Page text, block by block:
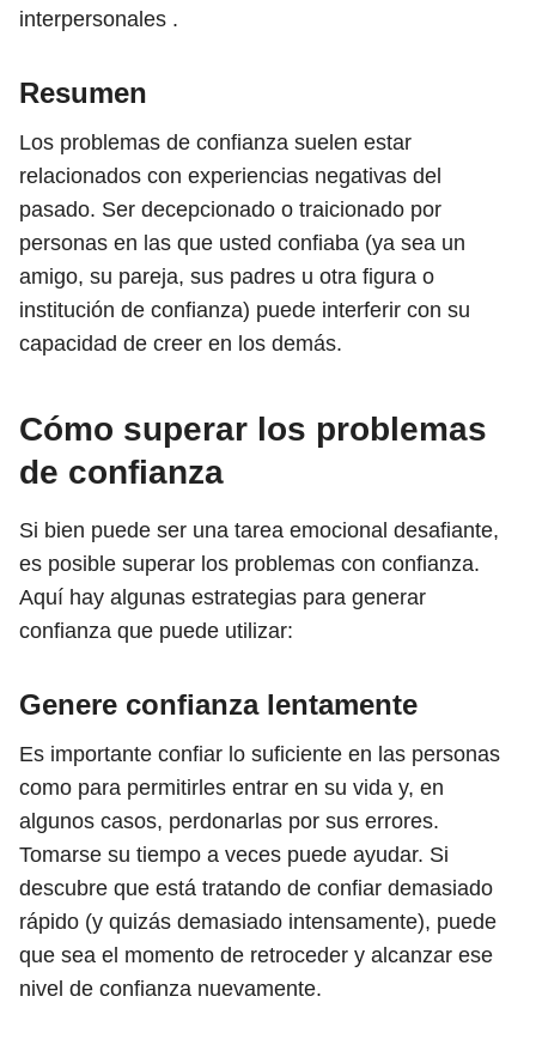
interpersonales .
Resumen
Los problemas de confianza suelen estar
relacionados con experiencias negativas del
pasado. Ser decepcionado o traicionado por
personas en las que usted confiaba (ya sea un
amigo, su pareja, sus padres u otra figura o
institución de confianza) puede interferir con su
capacidad de creer en los demás.
Cómo superar los problemas
de confianza
Si bien puede ser una tarea emocional desafiante,
es posible superar los problemas con confianza.
Aquí hay algunas estrategias para generar
confianza que puede utilizar:
Genere confianza lentamente
Es importante confiar lo suficiente en las personas
como para permitirles entrar en su vida y, en
algunos casos, perdonarlas por sus errores.
Tomarse su tiempo a veces puede ayudar. Si
descubre que está tratando de confiar demasiado
rápido (y quizás demasiado intensamente), puede
que sea el momento de retroceder y alcanzar ese
nivel de confianza nuevamente.